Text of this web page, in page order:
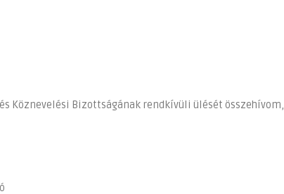
Köznevelési Bizottságának rendkívüli ülését összehívom,